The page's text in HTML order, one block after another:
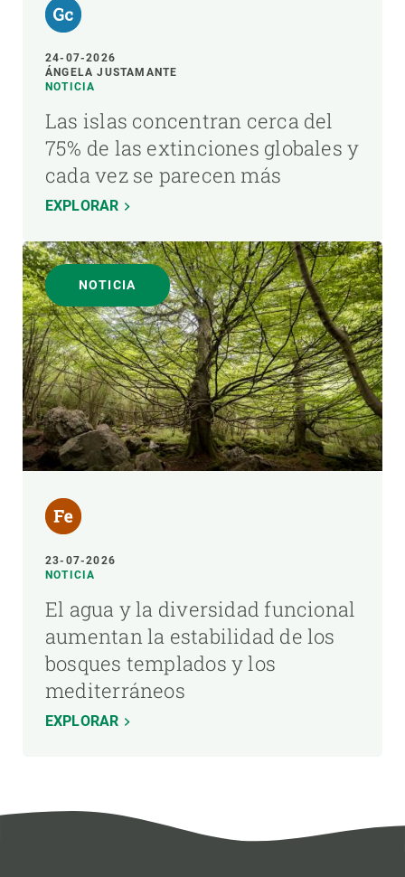
24-07-2026
ÁNGELA JUSTAMANTE
NOTICIA
Las islas concentran cerca del
75% de las extinciones globales y
cada vez se parecen más
EXPLORAR
NOTICIA
23-07-2026
NOTICIA
El agua y la diversidad funcional
aumentan la estabilidad de los
bosques templados y los
mediterráneos
EXPLORAR